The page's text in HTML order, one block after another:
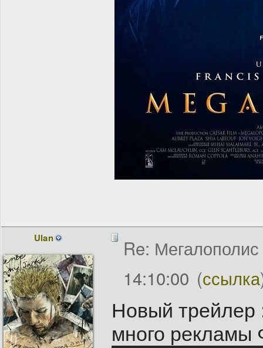
Ulan
Re:
14:10:00 (ссылка
Новый трейлер
много